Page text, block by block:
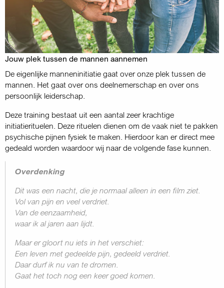
Jouw plek tussen de mannen aannemen
De eigenlijke manneninitiatie gaat over onze plek tussen de
mannen. Het gaat over ons deelnemerschap en over ons
persoonlijk leiderschap.
Deze training bestaat uit een aantal zeer krachtige
initiatierituelen. Deze rituelen dienen om de vaak niet te pakken
psychische pijnen fysiek te maken. Hierdoor kan er direct mee
gedeald worden waardoor wij naar de volgende fase kunnen.
Overdenking
Dit was een nacht, die je normaal alleen in een film ziet.
Vol van pijn en veel verdriet.
Van de eenzaamheid,
waar ik al jaren aan lijdt.
Maar er gloort nu iets in het verschiet:
Een leven met gedeelde pijn, gedeeld verdriet.
Daar durf ik nu van te dromen.
Gaat het toch nog een keer goed komen.